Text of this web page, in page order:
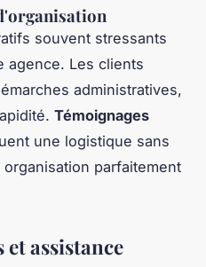
souvent stressants
agence. Les clients
administratives,
Témoignages
une logistique sans
parfaitement
assistance